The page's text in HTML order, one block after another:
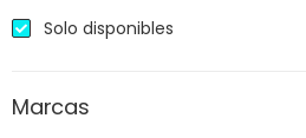
Solo disponibles
Marcas